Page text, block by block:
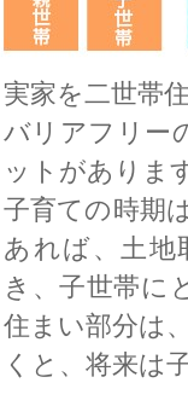
実家を二世帯
バリアフリー
ットがありま
子育ての時期
あれば、土
き、子世帯に
住まい部分は
くと、将来は